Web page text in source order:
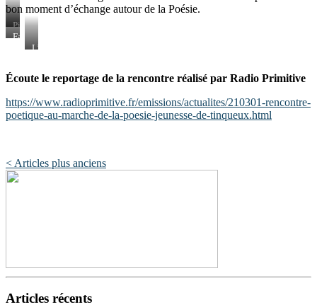
bon moment d’échange autour de la Poésie.
Pierre
Soletti
Amraoui
Fabienne
SwiatlyL’équipe
de
de
l’enfance
Écoute le reportage de la rencontre réalisé par Radio Primitive
https://www.radioprimitive.fr/emissions/actualites/210301-rencontre-
poetique-au-marche-de-la-poesie-jeunesse-de-tinqueux.html
Post
navigation
< Articles plus anciens
Articles récents